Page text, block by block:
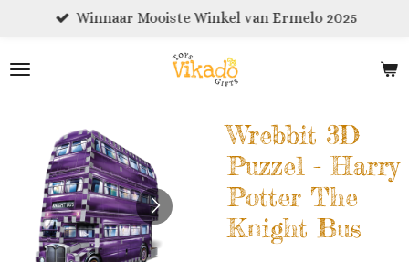
naar
Winnaar Mooiste Winkel van Ermelo 2025
Wrebbit 3D
Puzzel - Harry
Potter The
Knight Bus